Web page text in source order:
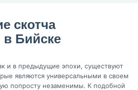
скотча
в Бийске
и в предыдущие эпохи, существуют
являются универсальными в своем
попросту незаменимы. К подобной